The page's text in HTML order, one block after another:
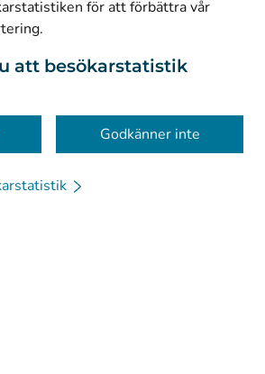
för att förbättra vår
att besökarstatistik
Godkänner inte